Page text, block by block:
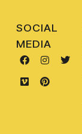
SOCIAL
MEDIA